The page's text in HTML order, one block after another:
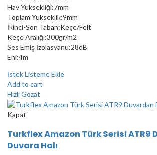
Hav Yüksekliği:7mm
Toplam Yükseklik:9mm
İkinci-Son Taban:Keçe/Felt
Keçe Aralığı:300gr/m2
Ses Emiş İzolasyanu:28dB
Eni:4m
İstek Listeme Ekle
Add to cart
Hızlı Gözat
Kapat
Turkflex Amazon Türk Serisi ATR9
Duvara Halı